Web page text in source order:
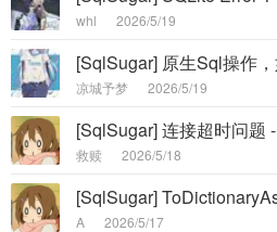
whl 2026/5/19
凉城予梦 2026/5/19
[SqlSugar] 连接超时问题 -
救赎 2026/5/18
A 2026/5/17